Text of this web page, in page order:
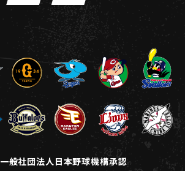
一般社団法人日本野球機構承認